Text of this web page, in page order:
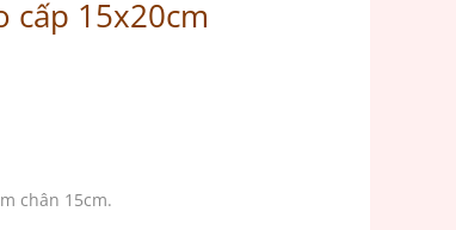
cấp 15x20cm
chân 15cm.